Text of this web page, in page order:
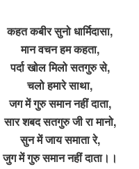
कहत कबीर सुनो धार्मिदासा,
मान वचन हम कहता,
पर्दा खोल मिलो सतगुरु से,
चलो हमारे साथा,
जग में गुरु समान नहीं दाता,
सार शबद सतगुरु जी रा मानो,
सुन में जाय समाता रे,
जुग में गुरु समान नहीं दाता।।